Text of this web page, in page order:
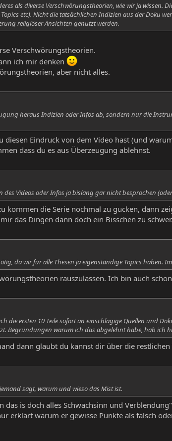
als diverse Verschwörungstheorien, wie wir ja wissen.
etc). Nicht die tatsächlichen Indizien aus der Doku
religiöser Ansichten genutzt werden.
Verschwörungstheorien.
ich mir denken
aber nicht alles.
heraus Indizien oder Infos ab, sondern nur die
diesen Eindruck von dem Video hast (und
dass du es aus Überzeugung ablehnst.
des Videos oder Infos ja bislang gar nicht besprochen
kommen die Serie nochmal zu gucken, dann
das Dingen dann doch ein Bisschen zu schwer.
da wir für alle Thesen ja eigenständige Topics haben.
rauszulassen. Ich bin auch
die ersten 10 Teile sofort an einschlägige Quellen und
Begründungen warum ich das abgelehnt habe, hab ich
dann glaubt du kannst dir über die
sagt, warum und wieso das Mist ist.
das is doch alles Schwachsinn und
erklärt warum er gewisse Punkte als falsch